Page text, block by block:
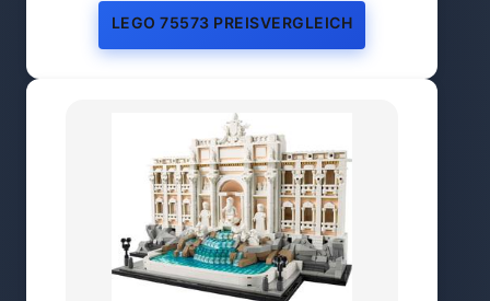
LEGO 75573 PREISVERGLEICH